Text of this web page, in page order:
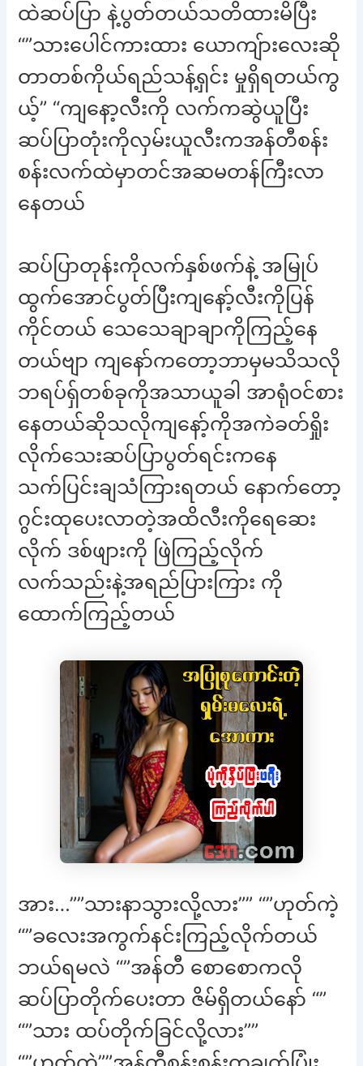
ထဲဆပ်ပြာ နဲ့ပွတ်တယ်သတိထားမိပြီး
“”သားပေါင်ကားထား ယောကျ်ားလေးဆို
တာတစ်ကိုယ်ရည်သန့်ရှင်း မှုရှိရတယ်ကွ
ယ့်” “ကျနော့လီးကို လက်ကဆွဲယူပြီး
ဆပ်ပြာတုံးကိုလှမ်းယူလီးကအန်တီစန်း
စန်းလက်ထဲမှာတင်အဆမတန်ကြီးလာ
နေတယ်
ဆပ်ပြာတုန်းကိုလက်နှစ်ဖက်နဲ့ အမြုပ်
ထွက်အောင်ပွတ်ပြီးကျနော့်လီးကိုပြန်
ကိုင်တယ် သေသေချာချာကိုကြည့်နေ
တယ်ဗျာ ကျနော်ကတော့ဘာမှမသိသလို
ဘရပ်ရှ်တစ်ခုကိုအသာယူခါ အာရုံဝင်စား
နေတယ်ဆိုသလိုကျနော့်ကိုအကဲခတ်ရှိုး
လိုက်သေးဆပ်ပြာပွတ်ရင်းကနေ
သက်ပြင်းချသံကြားရတယ် နောက်တော့
ဂွင်းထုပေးလာတဲ့အထိလီးကိုရေဆေး
လိုက် ဒစ်ဖျားကို ဖြဲကြည့်လိုက်
လက်သည်းနဲ့အရည်ပြားကြား ကို
ထောက်ကြည့်တယ်
အား…””သားနာသွားလို့လား”” “”ဟုတ်ကဲ့
“”ခလေးအကွက်နင်းကြည့်လိုက်တယ်
ဘယ်ရမလဲ “”အန်တီ စောစောကလို
ဆပ်ပြာတိုက်ပေးတာ ဇိမ်ရှိတယ်နော် “”
“”သား ထပ်တိုက်ခြင်လို့လား””